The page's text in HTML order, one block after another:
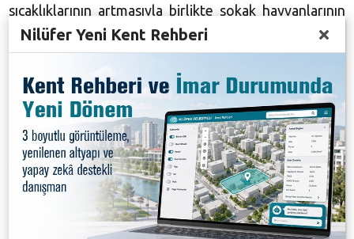
sıcaklıklarının artmasıyla birlikte sokak hayvanlarının
su ve mama ihtiyacının da arttığına dikkat çeken Eker
şöyle devam etti: “Nilüfer Belediyesi olarak can
dostlarımıza otomatik su odaklarımız, beslenme
odaklarımız ve kedi evlerimizle gereken desteği
veriyoruz. Mevcut kedi evleri ve beslenme
odaklarımıza önümüzdeki günlerde tam donanımlı 8
adet kedi evi ve otomatik beslenme odağı daha ilave
edeceğiz. Her yıl olduğu gibi bu yıl da sokak
hayvanları için ‘Bir kap su, bir dolu hayat’ projemiz
kapsamında su kaplarımızı dağıtmaya devam ediyoruz.
Vatandaşlarımız, bizden alacakları bu kaplarla can
Nilüfer Yeni Kent Rehberi